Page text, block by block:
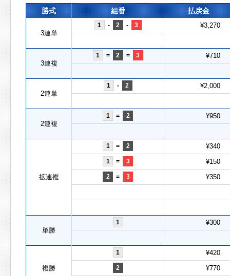
勝式 組番 払戻金
3連単
1 - 2 - 3 ¥3,270
3連複
1 = 2 = 3 ¥710
2連単
1 - 2 ¥2,000
2連複
1 = 2 ¥950
拡連複
1 = 2 ¥340
1 = 3 ¥150
2 = 3 ¥350
単勝
1 ¥300
複勝
1 ¥420
2 ¥770